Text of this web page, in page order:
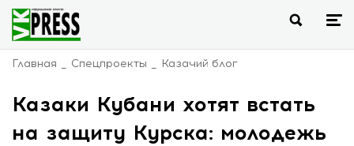
Главная Спецпроекты Казачий блог
Казаки Кубани хотят встать
на защиту Курска: молодежь